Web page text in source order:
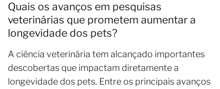
Quais os avanços em pesquisas
veterinárias que prometem aumentar a
longevidade dos pets?
A ciência veterinária tem alcançado importantes
descobertas que impactam diretamente a
longevidade dos pets. Entre os principais avanços